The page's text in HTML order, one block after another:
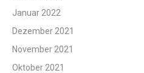
Januar 2022
Dezember 2021
November 2021
Oktober 2021